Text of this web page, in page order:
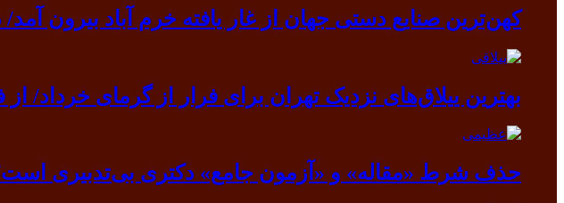
کهن‌ترین صنایع دستی جهان از غار یافته خرم آباد بیرون آمد/ دندانی که ۳۹ هزار سال پیش به گردن انسان
بهترین ییلاق‌های نزدیک تهران برای فرار از گرمای خرداد/ از فیلبند
حذف شرط «مقاله» و «آزمون جامع» دکتری بی‌تدبیری